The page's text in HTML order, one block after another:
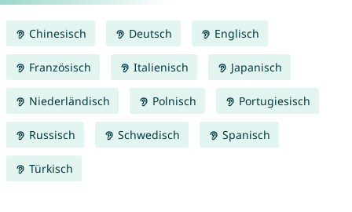
Chinesisch Deutsch Englisch
Französisch Italienisch Japanisch
Niederländisch Polnisch Portugiesisch
Russisch Schwedisch Spanisch
Türkisch